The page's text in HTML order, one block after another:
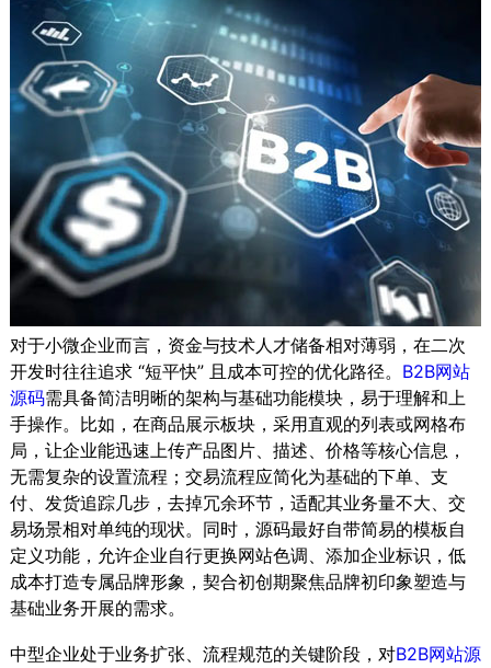
对于小微企业而言，资金与技术人才储备相对薄弱，在二次
开发时往往追求 “短平快” 且成本可控的优化路径。 B2B网站
源码需具备简洁明晰的架构与基础功能模块，易于理解和上
手操作。比如，在商品展示板块，采用直观的列表或网格布
局，让企业能迅速上传产品图片、描述、价格等核心信息，
无需复杂的设置流程；交易流程应简化为基础的下单、支
付、发货追踪几步，去掉冗余环节，适配其业务量不大、交
易场景相对单纯的现状。同时，源码最好自带简易的模板自
定义功能，允许企业自行更换网站色调、添加企业标识，低
成本打造专属品牌形象，契合初创期聚焦品牌初印象塑造与
基础业务开展的需求。
中型企业处于业务扩张、流程规范的关键阶段，对B2B网站源